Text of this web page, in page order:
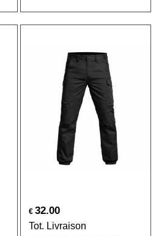
€ 32.00
Tot. Livraison